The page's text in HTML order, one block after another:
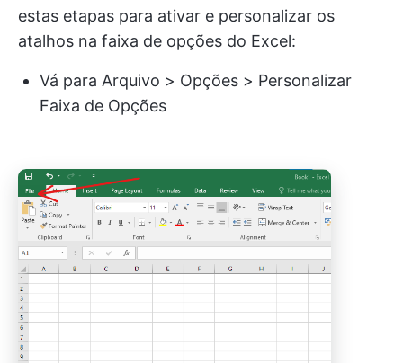
estas etapas para ativar e personalizar os
atalhos na faixa de opções do Excel:
Vá para Arquivo > Opções > Personalizar
Faixa de Opções